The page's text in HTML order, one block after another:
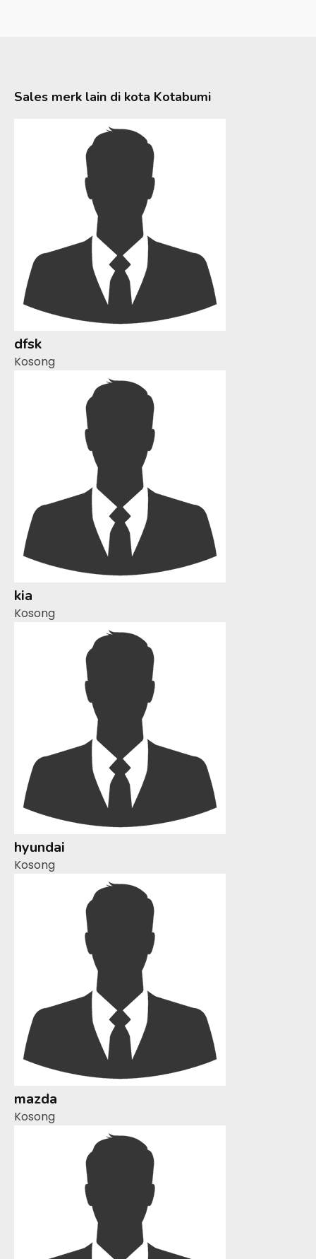
Sales merk lain di kota Kotabumi
dfsk
Kosong
kia
Kosong
hyundai
Kosong
mazda
Kosong